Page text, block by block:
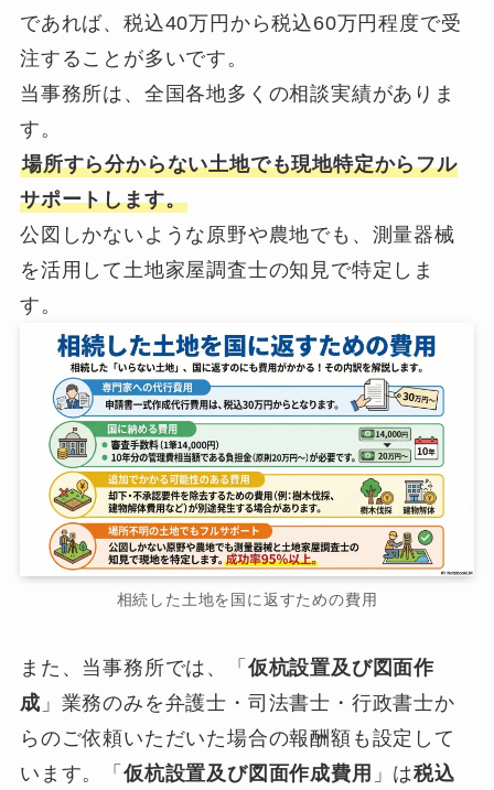
であれば、税込40万円から税込60万円程度で受
注することが多いです。
当事務所は、全国各地多くの相談実績がありま
す。
場所すら分からない土地でも現地特定からフル
サポートします。
公図しかないような原野や農地でも、測量器械
を活用して土地家屋調査士の知見で特定しま
す。
相続した土地を国に返すための費用
また、当事務所では、「 仮杭設置及び図面作
成 」業務のみを弁護士・司法書士・行政書士か
らのご依頼いただいた場合の報酬額も設定して
います。「 仮杭設置及び図面作成費用 」は税込